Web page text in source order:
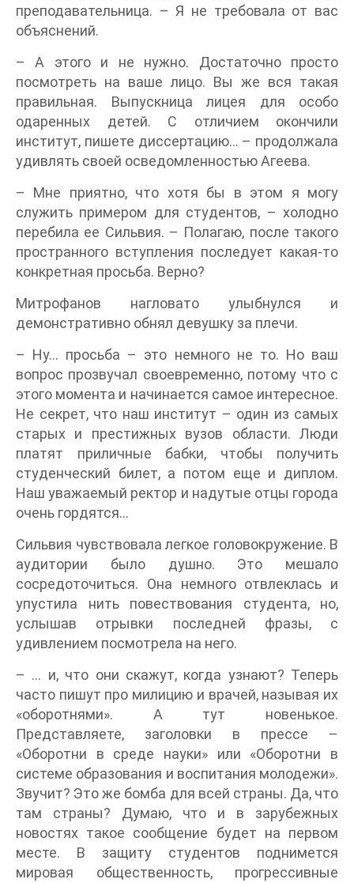
преподавательница. – Я не требовала от вас
объяснений.
– А этого и не нужно. Достаточно просто
посмотреть на ваше лицо. Вы же вся такая
правильная. Выпускница лицея для особо
одаренных детей. С отличием окончили
институт, пишете диссертацию… – продолжала
удивлять своей осведомленностью Агеева.
– Мне приятно, что хотя бы в этом я могу
служить примером для студентов, – холодно
перебила ее Сильвия. – Полагаю, после такого
пространного вступления последует какая-то
конкретная просьба. Верно?
Митрофанов нагловато улыбнулся и
демонстративно обнял девушку за плечи.
– Ну… просьба – это немного не то. Но ваш
вопрос прозвучал своевременно, потому что с
этого момента и начинается самое интересное.
Не секрет, что наш институт – один из самых
старых и престижных вузов области. Люди
платят приличные бабки, чтобы получить
студенческий билет, а потом еще и диплом.
Наш уважаемый ректор и надутые отцы города
очень гордятся…
Сильвия чувствовала легкое головокружение. В
аудитории было душно. Это мешало
сосредоточиться. Она немного отвлеклась и
упустила нить повествования студента, но,
услышав отрывки последней фразы, с
удивлением посмотрела на него.
– … и, что они скажут, когда узнают? Теперь
часто пишут про милицию и врачей, называя их
«оборотнями». А тут новенькое.
Представляете, заголовки в прессе –
«Оборотни в среде науки» или «Оборотни в
системе образования и воспитания молодежи».
Звучит? Это же бомба для всей страны. Да, что
там страны? Думаю, что и в зарубежных
новостях такое сообщение будет на первом
месте. В защиту студентов поднимется
мировая общественность, прогрессивные